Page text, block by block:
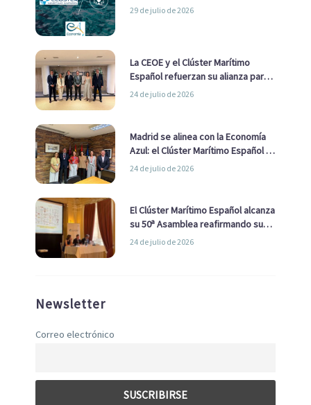
29 de julio de 2026
La CEOE y el Clúster Marítimo
Español refuerzan su alianza para
impulsar una estrategia Nacional
24 de julio de 2026
Madrid se alinea con la Economía
Azul: el Clúster Marítimo Español y
la Real Liga Naval avanzan alianzas
24 de julio de 2026
El Clúster Marítimo Español alcanza
su 50ª Asamblea reafirmando su
liderazgo en la Economía Azul
24 de julio de 2026
Newsletter
Correo electrónico